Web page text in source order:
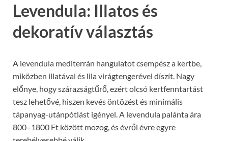
Levendula: Illatos és
dekoratív választás
A levendula mediterrán hangulatot csempész a kertbe,
miközben illatával és lila virágtengerével díszít. Nagy
előnye, hogy szárazságtűrő, ezért olcsó kertfenntartást
tesz lehetővé, hiszen kevés öntözést és minimális
tápanyag-utánpótlást igényel. A levendula palánta ára
800–1800 Ft között mozog, és évről évre egyre